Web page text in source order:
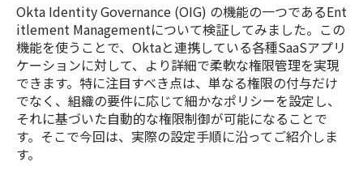
Okta Identity Governance (OIG) の機能の一つであるEnt
itlement Managementについて検証してみました。この
機能を使うことで、Oktaと連携している各種SaaSアプリ
ケーションに対して、より詳細で柔軟な権限管理を実現
できます。特に注目すべき点は、単なる権限の付与だけ
でなく、組織の要件に応じて細かなポリシーを設定し、
それに基づいた自動的な権限制御が可能になることで
す。そこで今回は、実際の設定手順に沿ってご紹介しま
す。